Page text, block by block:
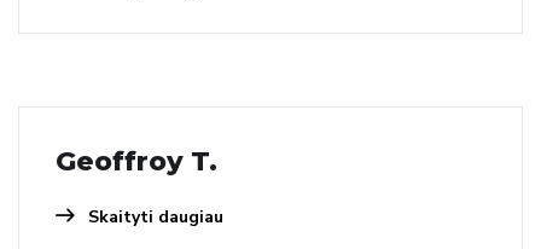
Geoffroy T.
Skaityti daugiau